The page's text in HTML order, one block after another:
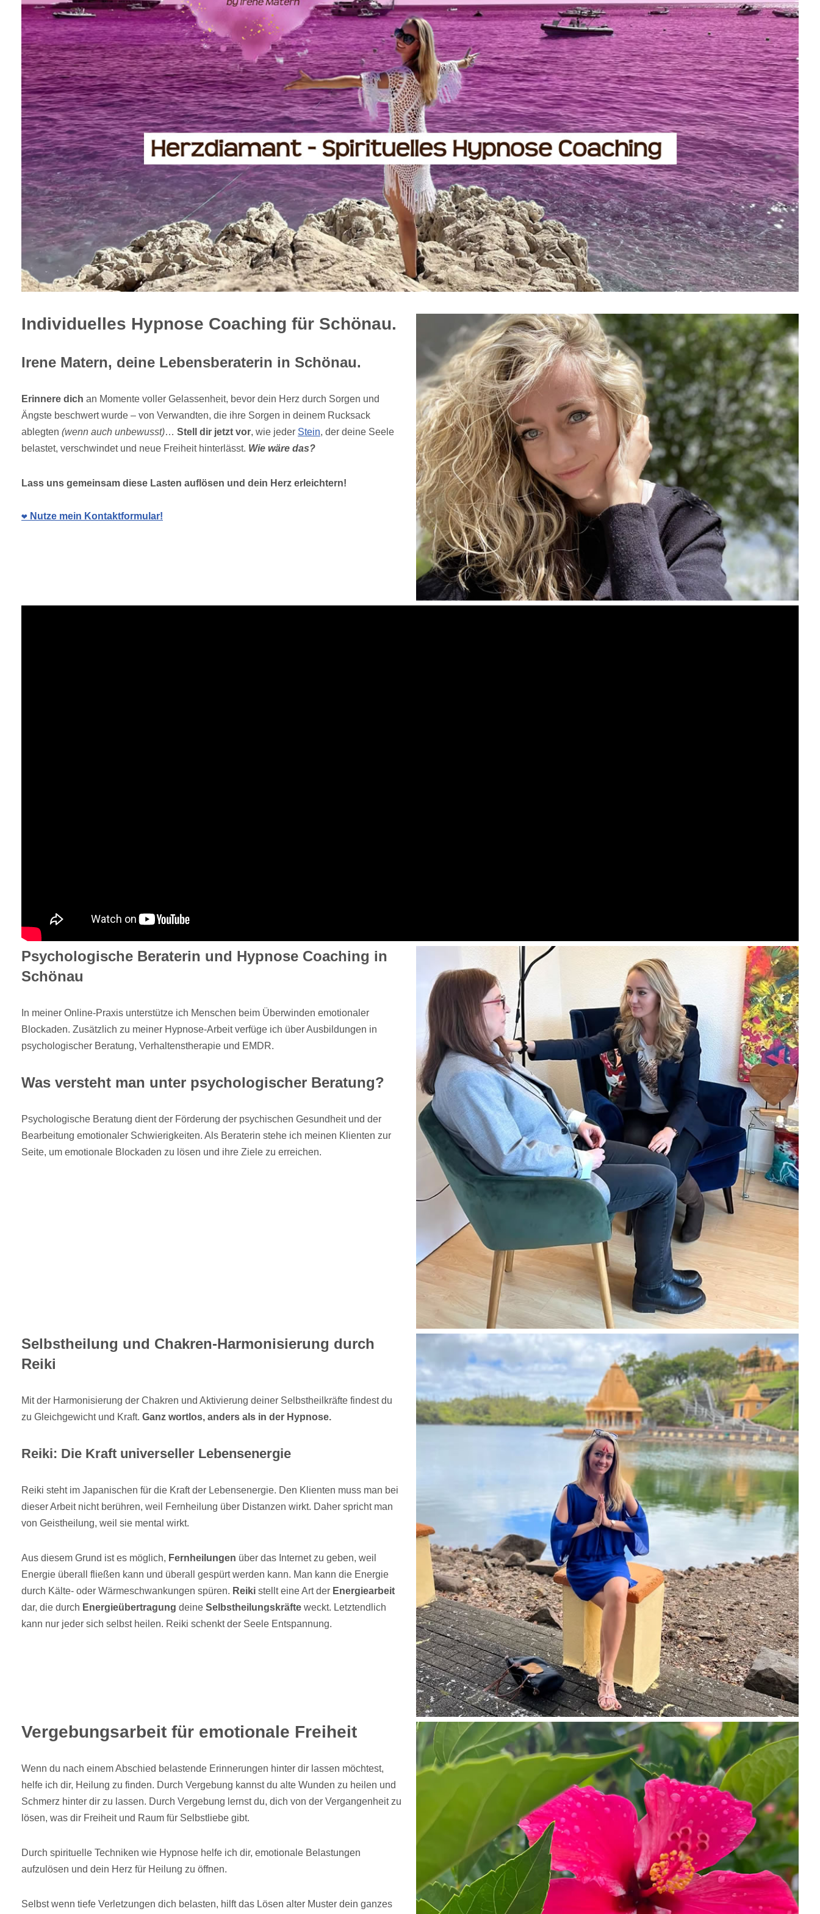
Individuelles Hypnose Coaching für Schönau.
Irene Matern, deine Lebensberaterin in Schönau.
Erinnere dich an Momente voller Gelassenheit, bevor dein Herz durch Sorgen und
Ängste beschwert wurde – von Verwandten, die ihre Sorgen in deinem Rucksack
ablegten (wenn auch unbewusst)… Stell dir jetzt vor, wie jeder Stein, der deine Seele
belastet, verschwindet und neue Freiheit hinterlässt. Wie wäre das?
Lass uns gemeinsam diese Lasten auflösen und dein Herz erleichtern!
❤️ Nutze mein Kontaktformular!
Psychologische Beraterin und Hypnose Coaching in
Schönau
In meiner Online-Praxis unterstütze ich Menschen beim Überwinden emotionaler
Blockaden. Zusätzlich zu meiner Hypnose-Arbeit verfüge ich über Ausbildungen in
psychologischer Beratung, Verhaltenstherapie und EMDR.
Was versteht man unter psychologischer Beratung?
Psychologische Beratung dient der Förderung der psychischen Gesundheit und der
Bearbeitung emotionaler Schwierigkeiten. Als Beraterin stehe ich meinen Klienten zur
Seite, um emotionale Blockaden zu lösen und ihre Ziele zu erreichen.
Selbstheilung und Chakren-Harmonisierung durch
Reiki
Mit der Harmonisierung der Chakren und Aktivierung deiner Selbstheilkräfte findest du
zu Gleichgewicht und Kraft. Ganz wortlos, anders als in der Hypnose.
Reiki: Die Kraft universeller Lebensenergie
Reiki steht im Japanischen für die Kraft der Lebensenergie. Den Klienten muss man bei
dieser Arbeit nicht berühren, weil Fernheilung über Distanzen wirkt. Daher spricht man
von Geistheilung, weil sie mental wirkt.
Aus diesem Grund ist es möglich, Fernheilungen über das Internet zu geben, weil
Energie überall fließen kann und überall gespürt werden kann. Man kann die Energie
durch Kälte- oder Wärmeschwankungen spüren. Reiki stellt eine Art der Energiearbeit
dar, die durch Energieübertragung deine Selbstheilungskräfte weckt. Letztendlich
kann nur jeder sich selbst heilen. Reiki schenkt der Seele Entspannung.
Vergebungsarbeit für emotionale Freiheit
Wenn du nach einem Abschied belastende Erinnerungen hinter dir lassen möchtest,
helfe ich dir, Heilung zu finden. Durch Vergebung kannst du alte Wunden zu heilen und
Schmerz hinter dir zu lassen. Durch Vergebung lernst du, dich von der Vergangenheit zu
lösen, was dir Freiheit und Raum für Selbstliebe gibt.
Durch spirituelle Techniken wie Hypnose helfe ich dir, emotionale Belastungen
aufzulösen und dein Herz für Heilung zu öffnen.
Selbst wenn tiefe Verletzungen dich belasten, hilft das Lösen alter Muster dein ganzes